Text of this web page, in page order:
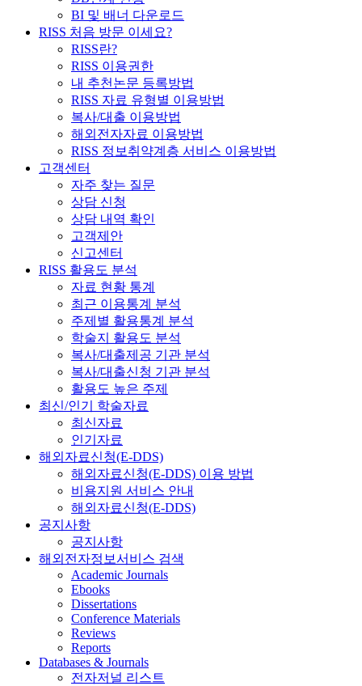
BI 및 배너 다운로드
RISS 처음 방문 이세요?
RISS란?
RISS 이용권한
내 추천논문 등록방법
RISS 자료 유형별 이용방법
복사/대출 이용방법
해외전자자료 이용방법
RISS 정보취약계층 서비스 이용방법
고객센터
자주 찾는 질문
상담 신청
상담 내역 확인
고객제안
신고센터
RISS 활용도 분석
자료 현황 통계
최근 이용통계 분석
주제별 활용통계 분석
학술지 활용도 분석
복사/대출제공 기관 분석
복사/대출신청 기관 분석
활용도 높은 주제
최신/인기 학술자료
최신자료
인기자료
해외자료신청(E-DDS)
해외자료신청(E-DDS) 이용 방법
비용지원 서비스 안내
해외자료신청(E-DDS)
공지사항
공지사항
해외전자정보서비스 검색
Academic Journals
Ebooks
Dissertations
Conference Materials
Reviews
Reports
Databases & Journals
전자저널 리스트